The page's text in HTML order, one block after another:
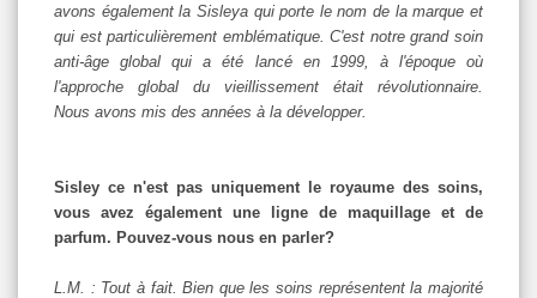
avons également la Sisleya qui porte le nom de la marque et
qui est particulièrement emblématique. C'est notre grand soin
anti-âge global qui a été lancé en 1999, à l'époque où
l'approche global du vieillissement était révolutionnaire.
Nous avons mis des années à la développer.
Sisley ce n'est pas uniquement le royaume des soins,
vous avez également une ligne de maquillage et de
parfum. Pouvez-vous nous en parler?
L.M. : Tout à fait. Bien que les soins représentent la majorité